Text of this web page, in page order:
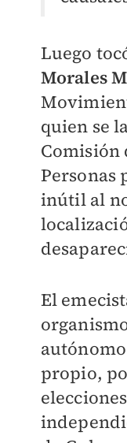
Luego
Morales
quien se
Comisión
Personas
inútil al
El
propio,